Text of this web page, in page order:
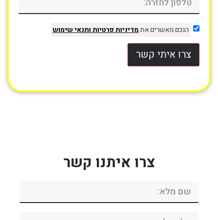
הנכם מאשרים אתמדיניות פרטיותותנאי שימוש
צרו איתי קשר
צרו איתנו קשר